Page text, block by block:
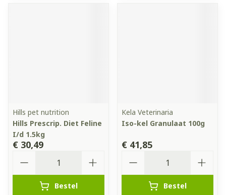
Hills pet nutrition
Hills Prescrip. Diet Feline
I/d 1.5kg
€ 30,49
Bestel
Kela Veterinaria
Iso-kel Granulaat 100g
€ 41,85
Bestel